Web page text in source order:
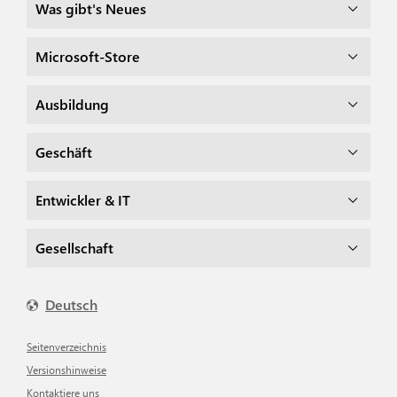
Was gibt's Neues
Microsoft-Store
Ausbildung
Geschäft
Entwickler & IT
Gesellschaft
Deutsch
Seitenverzeichnis
Versionshinweise
Kontaktiere uns